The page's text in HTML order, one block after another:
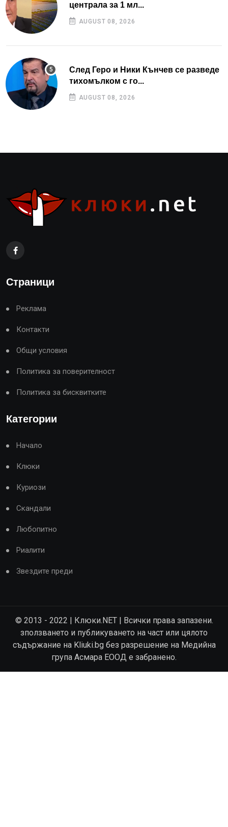
централа за 1 мл...
AUGUST 08, 2026
След Геро и Ники Кънчев се разведе
тихомълком с го...
AUGUST 08, 2026
Страници
Реклама
Контакти
Общи условия
Политика за поверителност
Политика за бисквитките
Категории
Начало
Клюки
Куриози
Скандали
Любопитно
Риалити
Звездите преди
© 2013 - 2022 | Клюки.NET | Всички права запазени.
зползването и публикуването на част или цялото
съдържание на Kliuki.bg без разрешение на Медийна
група Асмара ЕООД е забранено.